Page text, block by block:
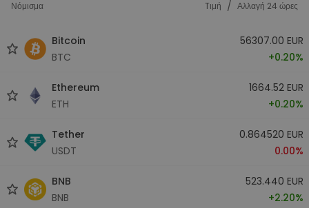
Νόμισμα Tιμή / Αλλαγή 24 ώρες
Bitcoin
BTC
56307.00 EUR
+0.20%
Ethereum
ETH
1664.52 EUR
+0.20%
Tether
USDT
0.864520 EUR
0.00%
BNB
BNB
523.440 EUR
+2.20%